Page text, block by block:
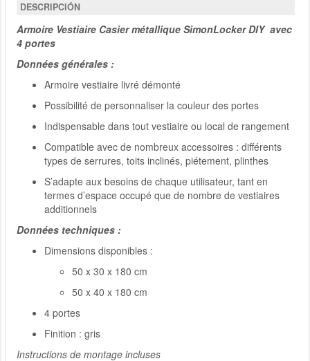
DESCRIPCIÓN
Armoire Vestiaire Casier métallique SimonLocker DIY avec
4 portes
Données générales :
Armoire vestiaire livré démonté
Possibilité de personnaliser la couleur des portes
Indispensable dans tout vestiaire ou local de rangement
Compatible avec de nombreux accessoires : différents
types de serrures, toits inclinés, piétement, plinthes
S’adapte aux besoins de chaque utilisateur, tant en
termes d’espace occupé que de nombre de vestiaires
additionnels
Données techniques :
Dimensions disponibles :
50 x 30 x 180 cm
50 x 40 x 180 cm
4 portes
Finition : gris
Instructions de montage incluses